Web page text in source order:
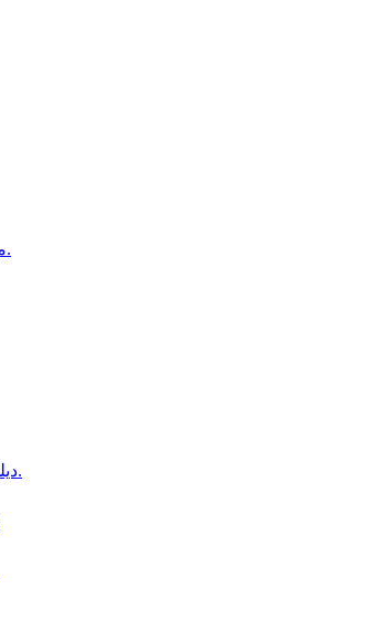
مرد ٢۶ ساله افغان در اتريش به اتهام تجاوز جنسى به دو دختر ١۶ ساله بازداشت شد.
ديلى ميل؛ سوإستفاده از كودكان در قالب «بجه بازى» همچنان در افغانستان ادامه دارد.